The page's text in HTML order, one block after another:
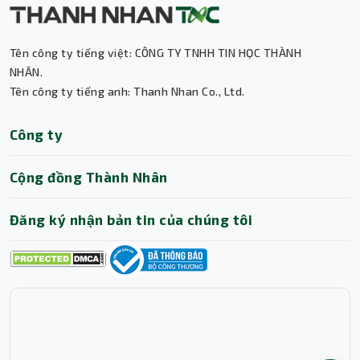
Mời bạn ghé ngay Thành Nhân TNC để chọn mua dòng
dựng cấu hình. Hoặc liên hệ qua Hotline: 1900 6078 để
được chúng tôi tư vấn thêm về sản phẩm nhé!
Tên công ty tiếng việt: CÔNG TY TNHH TIN HỌC THÀNH
NHÂN.
Tên công ty tiếng anh: Thanh Nhan Co., Ltd.
Công ty
Cộng đồng Thành Nhân
Đăng ký nhận bản tin của chúng tôi
Thành Nhân TNC
Trợ lý AI • Phản hồi tức thì